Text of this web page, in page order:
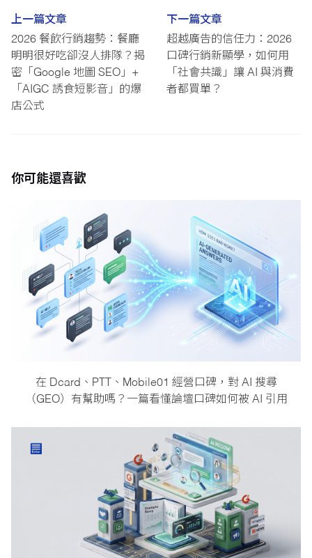
上一篇文章
2026 餐飲行銷趨勢：餐廳
明明很好吃卻沒人排隊？揭
密「Google 地圖 SEO」+
「AIGC 誘食短影音」的爆
店公式
下一篇文章
超越廣告的信任力：2026
口碑行銷新顯學，如何用
「社會共識」讓 AI 與消費
者都買單？
你可能還喜歡
在 Dcard、PTT、Mobile01 經營口碑，對 AI 搜尋
（GEO）有幫助嗎？一篇看懂論壇口碑如何被 AI 引用